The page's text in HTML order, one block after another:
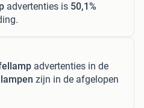
advertenties is 50,1%
advertenties in de
zijn in de afgelopen